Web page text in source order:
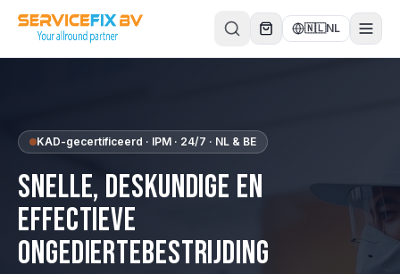
Direct naar inhoud
🇳🇱NL
KAD-gecertificeerd · IPM · 24/7 · NL & BE
Snelle, deskundige en
effectieve
ongediertebestrijding